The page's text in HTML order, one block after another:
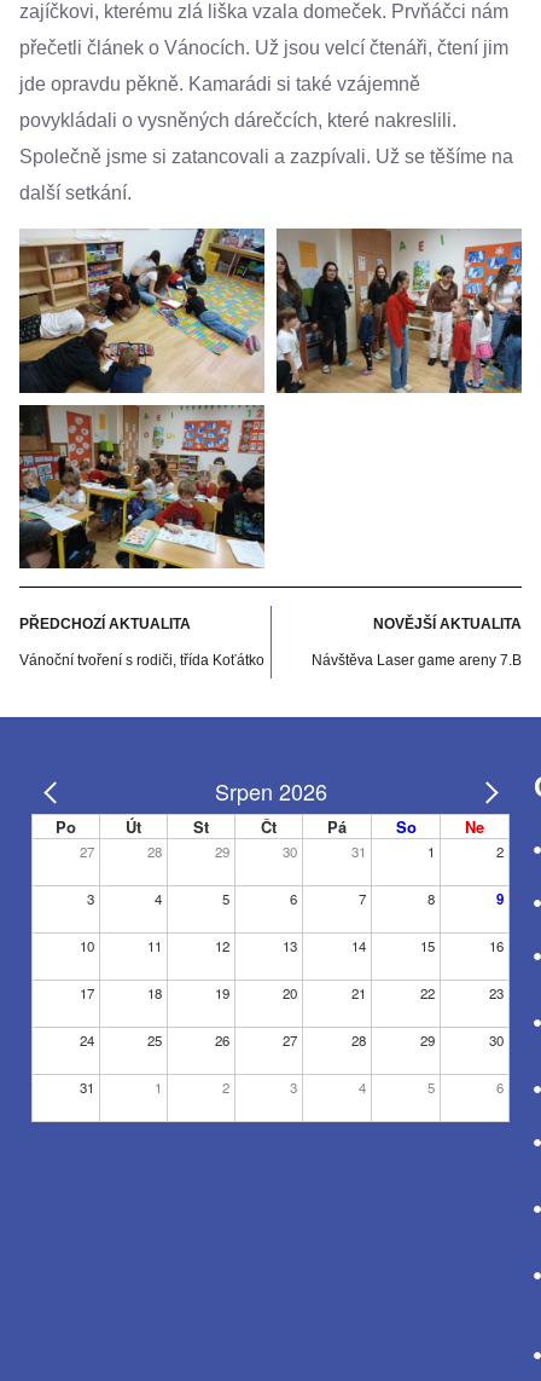
zajíčkovi, kterému zlá liška vzala domeček. Prvňáčci nám
přečetli článek o Vánocích. Už jsou velcí čtenáři, čtení jim
jde opravdu pěkně. Kamarádi si také vzájemně
povykládali o vysněných dárečcích, které nakreslili.
Společně jsme si zatancovali a zazpívali. Už se těšíme na
další setkání.
PŘEDCHOZÍ AKTUALITA
Vánoční tvoření s rodiči, třída Koťátko
NOVĚJŠÍ AKTUALITA
Návštěva Laser game areny 7.B
Srpen 2026
Po Út St Čt Pá So Ne
27 28 29 30 31 1 2
3 4 5 6 7 8 9
10 11 12 13 14 15 16
17 18 19 20 21 22 23
24 25 26 27 28 29 30
31 1 2 3 4 5 6